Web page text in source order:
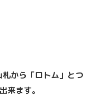
から「ロトム」とつ
来ます。